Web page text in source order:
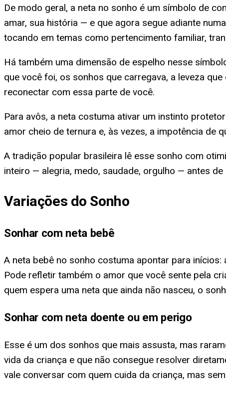
De modo geral, a neta no sonho é um símbolo de
amar, sua história — e que agora segue adiante
tocando em temas como pertencimento familiar,
Há também uma dimensão de espelho nesse
que você foi, os sonhos que carregava, a leveza que
reconectar com essa parte de você.
Para avôs, a neta costuma ativar um instinto
amor cheio de ternura e, às vezes, a impotência de
A tradição popular brasileira lê esse sonho com
inteiro — alegria, medo, saudade, orgulho — antes
Variações do Sonho
Sonhar com neta bebê
A neta bebê no sonho costuma apontar para
Pode refletir também o amor que você sente pela
quem espera uma neta que ainda não nasceu, o
Sonhar com neta doente ou em perigo
Esse é um dos sonhos que mais assusta, mas
vida da criança e que não consegue resolver
vale conversar com quem cuida da criança, mas